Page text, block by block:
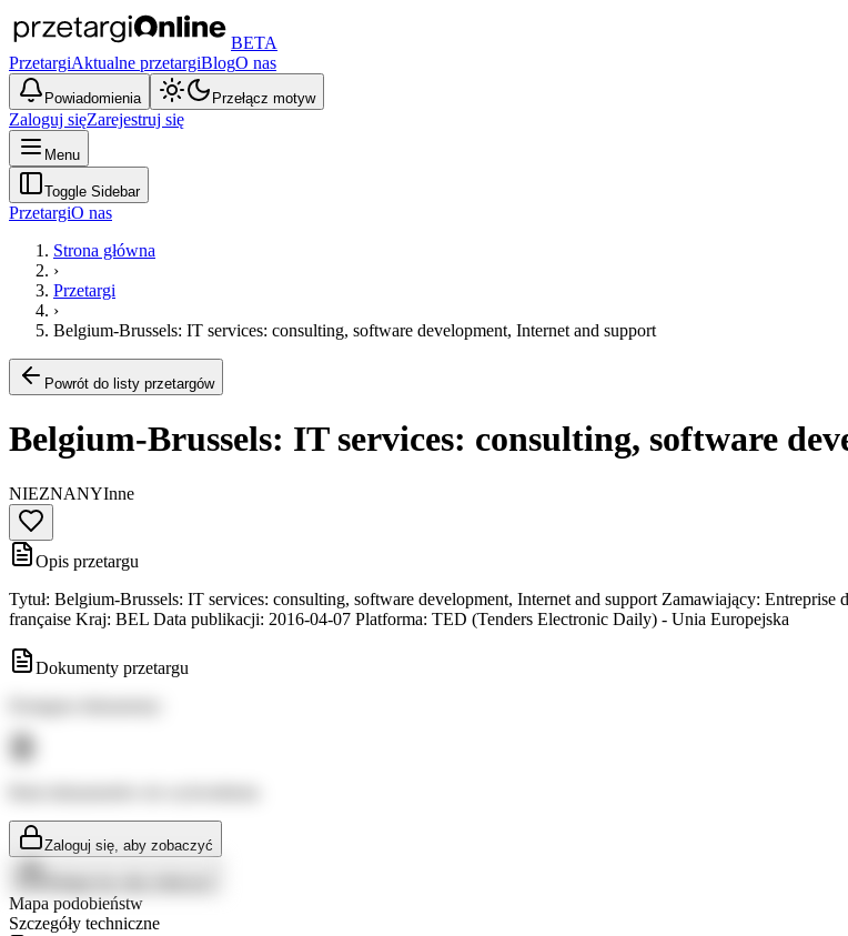
BETA
PrzetargiAktualne przetargiBlogO nas
Powiadomienia Przełącz motyw
Zaloguj sięZarejestruj się
Menu
Toggle Sidebar
PrzetargiO nas
Strona główna
›
Przetargi
›
Belgium-Brussels: IT services: consulting, software development, Internet and support
Powrót do listy przetargów
Belgium-Brussels: IT services: consulting, software
NIEZNANYInne
Opis przetargu
Tytuł: Belgium-Brussels: IT services: consulting, software development, Internet and support Zamawiający:
française Kraj: BEL Data publikacji: 2016-04-07 Platforma: TED (Tenders Electronic Daily) - Unia Europejska
Dokumenty przetargu
Zaloguj się, aby zobaczyć
Mapa podobieństw
Szczegóły techniczne